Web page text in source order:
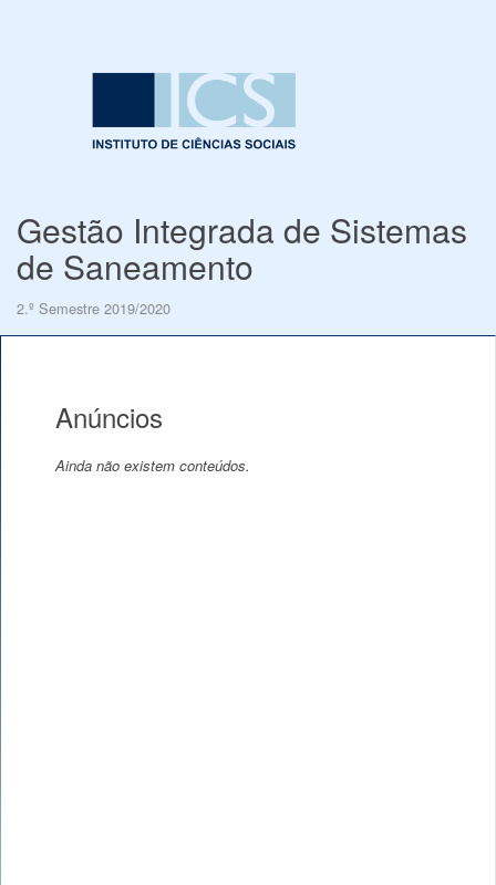
Gestão Integrada de Sistemas
de Saneamento
2.º Semestre 2019/2020
Anúncios
Ainda não existem conteúdos.